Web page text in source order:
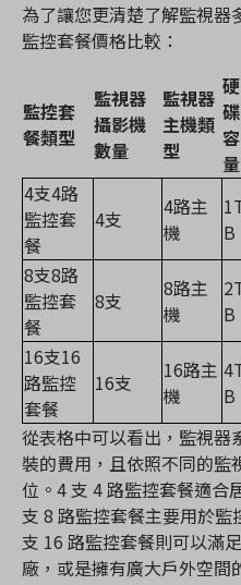
為了讓您更清楚了解監視器
監控套餐價格比較：
監控套
餐類型
監視器
攝影機
數量
監視器
主機類
型
硬
碟
容
量
4支4路
監控套
餐
4支
4路主
機
B
8支8路
監控套
餐
8支
8路主
機
B
16支16
路監控
套餐
16支
16路主
機
B
從表格中可以看出，監視器
裝的費用，且依照不同的監
位。4 支 4 路監控套餐適合
支 8 路監控套餐主要用於
支 16 路監控套餐則可以滿
廠，或是擁有廣大戶外空間